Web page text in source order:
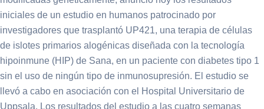
iniciales de un estudio en humanos patrocinado por
investigadores que trasplantó UP421, una terapia de células
de islotes primarios alogénicas diseñada con la tecnología
hipoinmune (HIP) de Sana, en un paciente con diabetes tipo 1
sin el uso de ningún tipo de inmunosupresión. El estudio se
llevó a cabo en asociación con el Hospital Universitario de
Uppsala. Los resultados del estudio a las cuatro semanas